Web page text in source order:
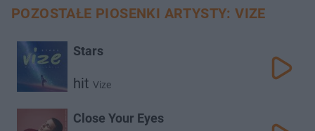
POZOSTAŁE PIOSENKI ARTYSTY: VIZE
Stars
hit Vize
Close Your Eyes